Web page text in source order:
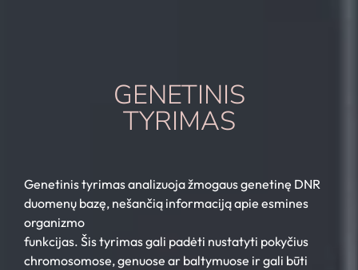
GENETINIS
TYRIMAS
Genetinis tyrimas analizuoja žmogaus genetinę DNR
duomenų bazę, nešančią informaciją apie esmines
organizmo
funkcijas. Šis tyrimas gali padėti nustatyti pokyčius
chromosomose, genuose ar baltymuose ir gali būti